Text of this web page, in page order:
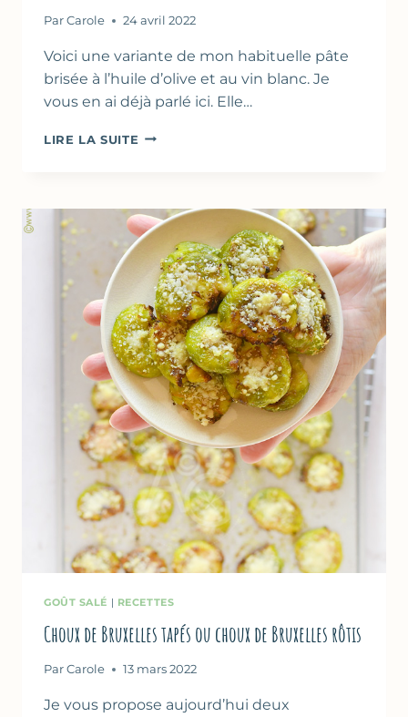
Par Carole 24 avril 2022
Voici une variante de mon habituelle pâte
brisée à l’huile d’olive et au vin blanc. Je
vous en ai déjà parlé ici. Elle…
LIRE LA SUITE PÂTE
HUILE
D’OLIVE
&
FARINE
COMPLÈTE
GOÛT SALÉ | RECETTES
Choux de Bruxelles tapés ou choux de Bruxelles rôtis
Par Carole 13 mars 2022
Je vous propose aujourd’hui deux